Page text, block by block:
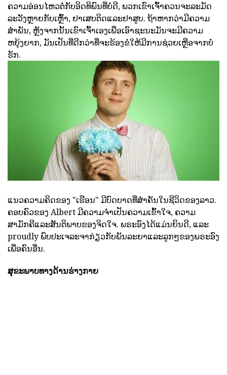
ຄວາມອ່ອນໄຫວຕໍ່ກັບອິດທິພົນທີ່ບໍ່ດີ, ພວກເຂົາເຈົ້າຄວນຈະລະມັດ
ລະວັງຫຼາຍກັບເຫຼົ້າ, ຢາເສບຕິດແລະຢາສູບ. ຖ້າຫາກວ່າມີຄວາມ
ສໍາພັນ, ຫຼັງຈາກນັ້ນເຂົາເຈົ້າເອງເພື່ອເອົາຊະນະມັນຈະມີຄວາມ
ຫຍຸ້ງຍາກ, ມັນເປັນທີ່ດີກວ່າທີ່ຈະຮ້ອງຂໍໃຫ້ມີການຊ່ວຍເຫຼືອຈາກບໍ່
ຮັກ.
ແນວຄວາມຄິດຂອງ "ເຮືອນ" ມີບົດບາດທີ່ສໍາຄັນໃນຊີວິດຂອງລາວ.
ຄອບຄົວຂອງ Albert ມີຄວາມຈໍາເປັນຄວາມເຂົ້າໃຈ, ຄວາມ
ສາມັກຄີແລະສັນຕິພາບຂອງຈິດໃຈ. ພຣະອົງໄດ້ແມ່ນຍິນດີ, ແລະ
proudly ພົບປະເຈລະຈາກ່ຽວກັບພັນລະຍາແລະລູກໆຂອງພຣະອົງ
ເພື່ອຄົນອື່ນ.
ສຸຂະພາບທາງດ້ານຮ່າງກາຍ